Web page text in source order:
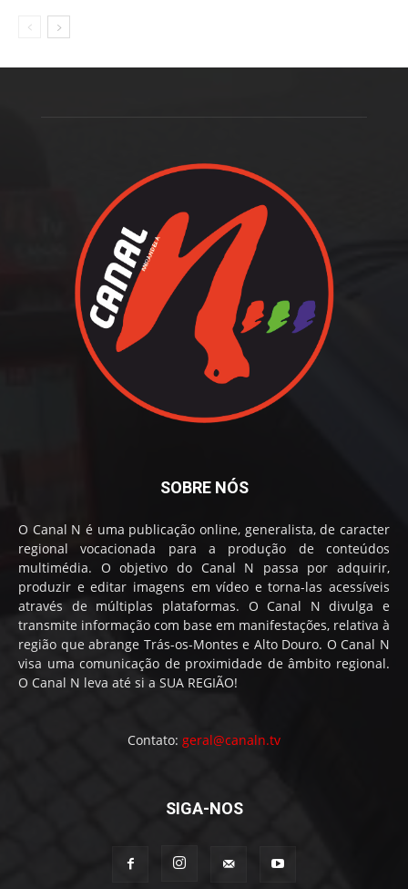
SOBRE NÓS
O Canal N é uma publicação online, generalista, de caracter
regional vocacionada para a produção de conteúdos
multimédia. O objetivo do Canal N passa por adquirir,
produzir e editar imagens em vídeo e torna-las acessíveis
através de múltiplas plataformas. O Canal N divulga e
transmite informação com base em manifestações, relativa à
região que abrange Trás-os-Montes e Alto Douro. O Canal N
visa uma comunicação de proximidade de âmbito regional.
O Canal N leva até si a SUA REGIÃO!
Contato: geral@canaln.tv
SIGA-NOS